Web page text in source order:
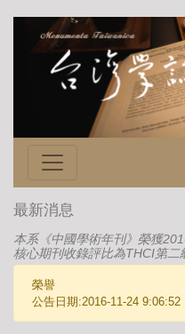
最新消息
本系《中國學術年刊》榮獲
核心期刊收錄評比為THCI第二
榮譽
公告日期:2016-11-24 9:06:52